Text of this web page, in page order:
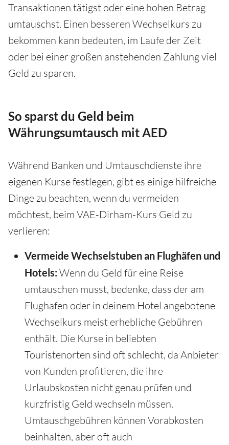
Transaktionen tätigst oder eine hohen Betrag
umtauschst. Einen besseren Wechselkurs zu
bekommen kann bedeuten, im Laufe der Zeit
oder bei einer großen anstehenden Zahlung viel
Geld zu sparen.
So sparst du Geld beim
Währungsumtausch mit AED
Während Banken und Umtauschdienste ihre
eigenen Kurse festlegen, gibt es einige hilfreiche
Dinge zu beachten, wenn du vermeiden
möchtest, beim VAE-Dirham-Kurs Geld zu
verlieren:
Vermeide Wechselstuben an Flughäfen und
Hotels: Wenn du Geld für eine Reise
umtauschen musst, bedenke, dass der am
Flughafen oder in deinem Hotel angebotene
Wechselkurs meist erhebliche Gebühren
enthält. Die Kurse in beliebten
Touristenorten sind oft schlecht, da Anbieter
von Kunden profitieren, die ihre
Urlaubskosten nicht genau prüfen und
kurzfristig Geld wechseln müssen.
Umtauschgebühren können Vorabkosten
beinhalten, aber oft auch